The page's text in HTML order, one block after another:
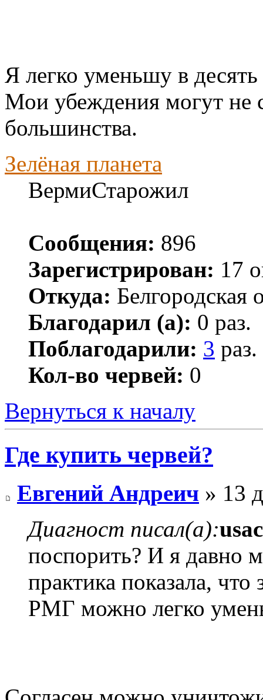
Я легко уменьшу в
Мои убеждения могут не
большинства.
Зелёная планета
ВермиСтарожил
Сообщения: 896
Зарегистрирован: 17
Откуда: Белгородская
Благодарил (а): 0 раз.
Поблагодарили: 3 раз.
Кол-во червей: 0
Вернуться к началу
Где купить червей?
Евгений Андреич » 13
Диагност писал(а):
поспорить? И я давно
практика показала,
РМГ можно легко